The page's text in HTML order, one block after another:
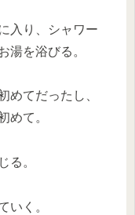
入り、シャワー
湯を浴びる。
めてだったし、
めて。
る。
いく。